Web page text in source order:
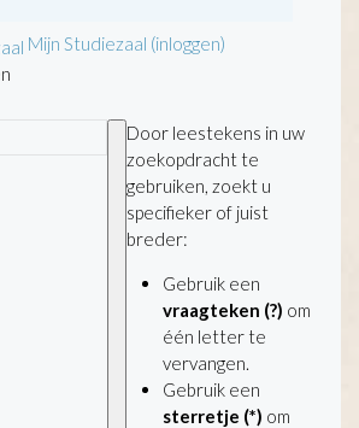
Mijn Studiezaal (inloggen)
Door leestekens in uw
zoekopdracht te
gebruiken, zoekt u
specifieker of juist
breder:
Gebruik een
vraagteken (?) om
één letter te
vervangen.
Gebruik een
sterretje (*) om